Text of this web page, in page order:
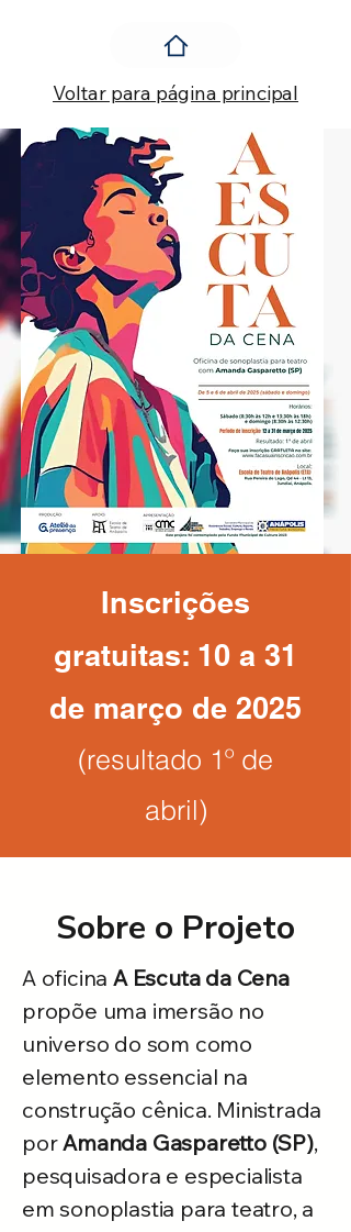
Voltar para página principal
Inscrições
gratuitas: 10 a 31
de março de 2025
(resultado 1º de
abril)
Sobre o Projeto
A oficina A Escuta da Cena
propõe uma imersão no
universo do som como
elemento essencial na
construção cênica. Ministrada
porAmanda Gasparetto (SP),
pesquisadora e especialista
em sonoplastia para teatro, a